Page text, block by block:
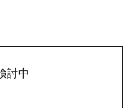
討中